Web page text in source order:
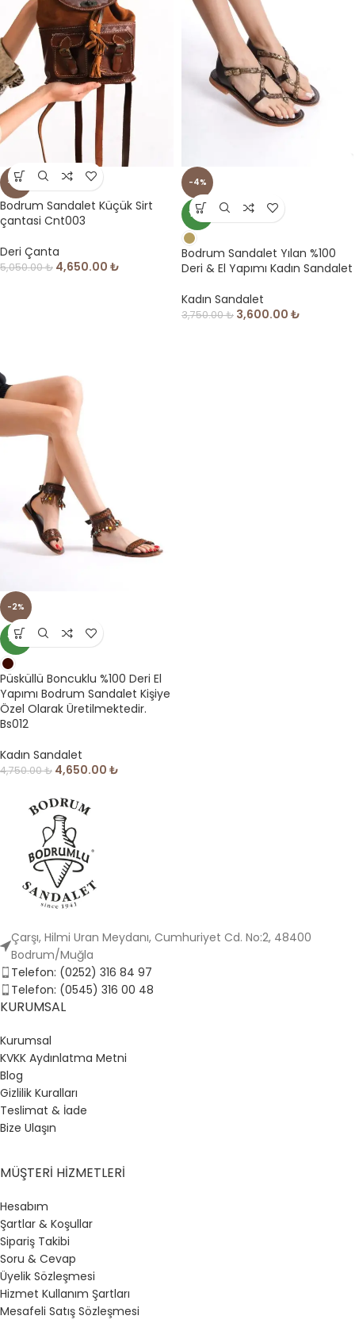
-8%
Bodrum Sandalet Küçük Sirt
çantasi Cnt003
Deri Çanta
5,050.00₺ 4,650.00 ₺
-4%
YENI
Bodrum Sandalet Yılan %100
Deri & El Yapımı Kadın Sandalet
Kadın Sandalet
3,750.00₺ 3,600.00 ₺
-2%
YENI
Püsküllü Boncuklu %100 Deri El
Yapımı Bodrum Sandalet Kişiye
Özel Olarak Üretilmektedir.
Bs012
Kadın Sandalet
4,750.00₺ 4,650.00 ₺
Çarşı, Hilmi Uran Meydanı, Cumhuriyet Cd. No:2, 48400
Bodrum/Muğla
Telefon: (0252) 316 84 97
Telefon: (0545) 316 00 48
KURUMSAL
Kurumsal
KVKK Aydınlatma Metni
Blog
Gizlilik Kuralları
Teslimat & İade
Bize Ulaşın
MÜŞTERI HIZMETLERI
Hesabım
Şartlar & Koşullar
Sipariş Takibi
Soru & Cevap
Üyelik Sözleşmesi
Hizmet Kullanım Şartları
Mesafeli Satış Sözleşmesi